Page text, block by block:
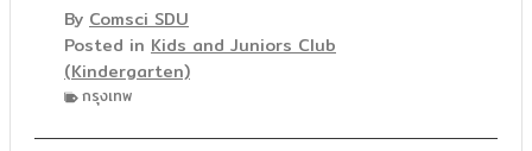
By Comsci SDU
Posted in Kids and Juniors Club
(Kindergarten)
กรุงเทพ